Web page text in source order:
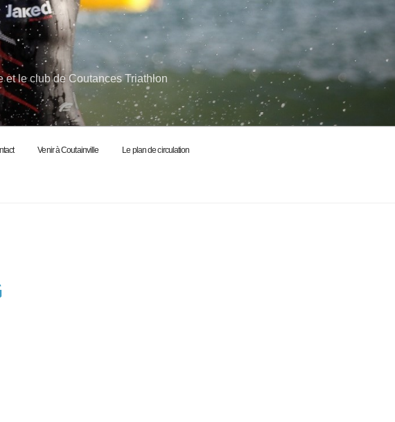
le club de Coutances Triathlon
Venir à Coutainville Le plan de circulation